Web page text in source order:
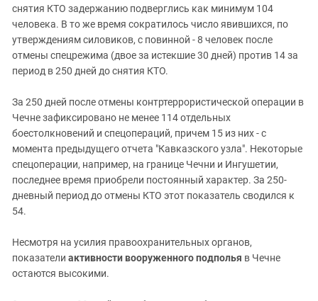
снятия КТО задержанию подверглись как минимум 104
человека. В то же время сократилось число явившихся, по
утверждениям силовиков, с повинной - 8 человек после
отмены спецрежима (двое за истекшие 30 дней) против 14 за
период в 250 дней до снятия КТО.
За 250 дней после отмены контртеррористической операции в
Чечне зафиксировано не менее 114 отдельных
боестолкновений и спецопераций, причем 15 из них - с
момента предыдущего отчета "Кавказского узла". Некоторые
спецоперации, например, на границе Чечни и Ингушетии,
последнее время приобрели постоянный характер. За 250-
дневный период до отмены КТО этот показатель сводился к
54.
Несмотря на усилия правоохранительных органов,
показатели активности вооруженного подполья в Чечне
остаются высокими.